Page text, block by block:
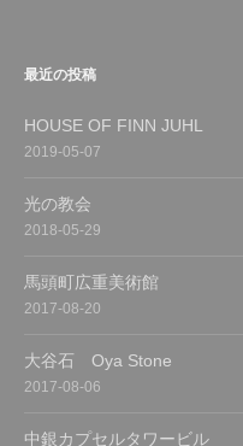
最近の投稿
HOUSE OF FINN JUHL
2019-05-07
光の教会
2018-05-29
馬頭町広重美術館
2017-08-20
大谷石 Oya Stone
2017-08-06
中銀カプセルタワービル